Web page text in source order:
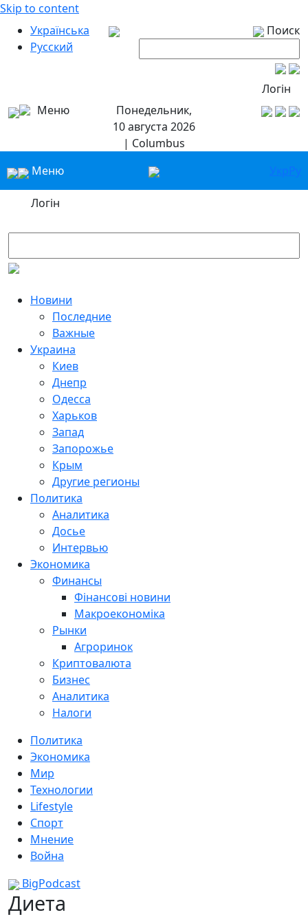
Skip to content
Українська
Русский
Поиск
Логін
Меню
Понедельник,
10 августа 2026
| Columbus
Меню
УкрРу
Логін
Новини
Последние
Важные
Украина
Киев
Днепр
Одесса
Харьков
Запад
Запорожье
Крым
Другие регионы
Политика
Аналитика
Досье
Интервью
Экономика
Финансы
Фінансові новини
Макроекономіка
Рынки
Агроринок
Криптовалюта
Бизнес
Аналитика
Налоги
Политика
Экономика
Мир
Технологии
Lifestyle
Спорт
Мнение
Война
BigPodcast
Диета